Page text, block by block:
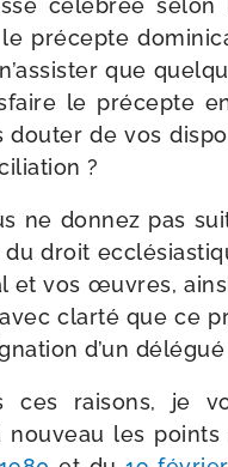
célé­brée
le pré­cepte
que
le pré­cepte
dou­ter de vos
?
ne don­nez pas
du droit
et vos œuvres,
clar­té que ce
d’un
ces rai­sons, je
nou­veau les